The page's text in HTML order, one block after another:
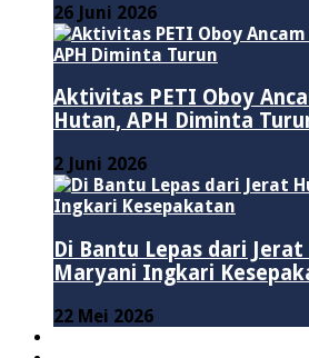
26 Juni 2026
Aktivitas PETI Oboy
Hutan, APH Diminta
2 Juni 2026
Di Bantu Lepas dari Jerat
Maryani Ingkari
22 Mei 2026